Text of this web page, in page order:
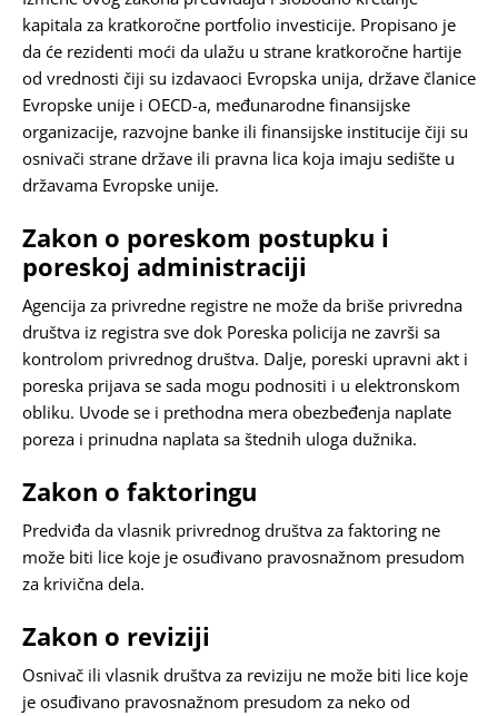
kapitala za kratkoročne portfolio investicije. Propisano je
da će rezidenti moći da ulažu u strane kratkoročne hartije
od vrednosti čiji su izdavaoci Evropska unija, države članice
Evropske unije i OECD-a, međunarodne finansijske
organizacije, razvojne banke ili finansijske institucije čiji su
osnivači strane države ili pravna lica koja imaju sedište u
državama Evropske unije.
Zakon o poreskom postupku i
poreskoj administraciji
Agencija za privredne registre ne može da briše privredna
društva iz registra sve dok Poreska policija ne završi sa
kontrolom privrednog društva. Dalje, poreski upravni akt i
poreska prijava se sada mogu podnositi i u elektronskom
obliku. Uvode se i prethodna mera obezbeđenja naplate
poreza i prinudna naplata sa štednih uloga dužnika.
Zakon o faktoringu
Predviđa da vlasnik privrednog društva za faktoring ne
može biti lice koje je osuđivano pravosnažnom presudom
za krivična dela.
Zakon o reviziji
Osnivač ili vlasnik društva za reviziju ne može biti lice koje
je osuđivano pravosnažnom presudom za neko od